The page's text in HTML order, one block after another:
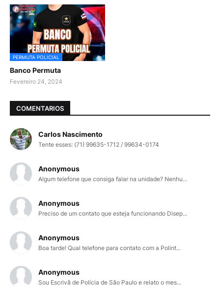
PERMUTA POLICIAL
Banco Permuta
Fevereiro 24, 2024
COMENTARIOS
Carlos Nascimento
Tente esses: (71) 99635-1712 / 99634-0174
Anonymous
Algum telefone que consiga falar na unidade? Nenhu...
Anonymous
Preciso de um contato que esteja funcionando Disep...
Anonymous
Boa tarde! Qual telefone para contato com a Polint...
Anonymous
Sou Escrivã de Polícia de São Paulo e relato o mes...